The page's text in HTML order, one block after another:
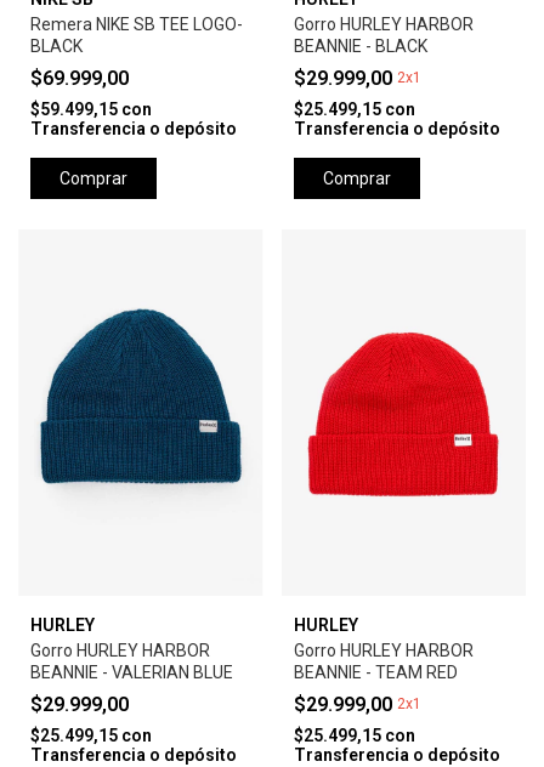
Remera NIKE SB TEE LOGO-
BLACK
$69.999,00
$59.499,15 con
Transferencia o depósito
Comprar
Gorro HURLEY HARBOR
BEANNIE - BLACK
$29.999,00 2x1
$25.499,15 con
Transferencia o depósito
Comprar
HURLEY
Gorro HURLEY HARBOR
BEANNIE - VALERIAN BLUE
$29.999,00
$25.499,15 con
Transferencia o depósito
HURLEY
Gorro HURLEY HARBOR
BEANNIE - TEAM RED
$29.999,00 2x1
$25.499,15 con
Transferencia o depósito